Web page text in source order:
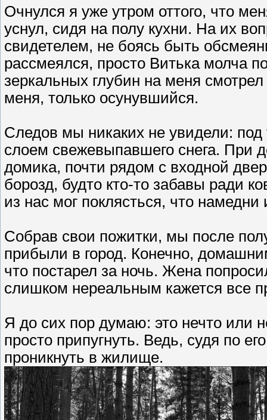
Очнулся я уже утром оттого, что
уснул, сидя на полу кухни. На их
свидетелем, не боясь быть
рассмеялся, просто Витька молча
зеркальных глубин на меня
меня, только осунувшийся.
Следов мы никаких не увидели:
слоем свежевыпавшего снега. При
домика, почти рядом с входной
борозд, будто кто-то забавы ради
из нас мог поклясться, что
Собрав свои пожитки, мы после
прибыли в город. Конечно,
что постарел за ночь. Жена
слишком нереальным кажется все
Я до сих пор думаю: это нечто или
просто припугнуть. Ведь, судя по
проникнуть в жилище.